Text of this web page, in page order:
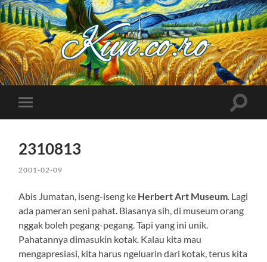
Kuncoro++
Toggle
mobile
Toggle
2310813
2001-02-09
Abis Jumatan, iseng-iseng ke Herbert Art Museum . Lagi
ada pameran seni pahat. Biasanya sih, di museum orang
nggak boleh pegang-pegang. Tapi yang ini unik.
Pahatannya dimasukin kotak. Kalau kita mau
mengapresiasi, kita harus ngeluarin dari kotak, terus kita